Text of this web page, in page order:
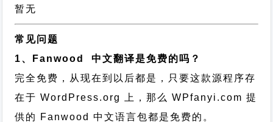
暂无
常见问题
1、Fanwood 中文翻译是免费的吗？
完全免费，从现在到以后都是，只要这款源程序存
在于 WordPress.org 上，那么 WPfanyi.com 提
供的 Fanwood 中文语言包都是免费的。